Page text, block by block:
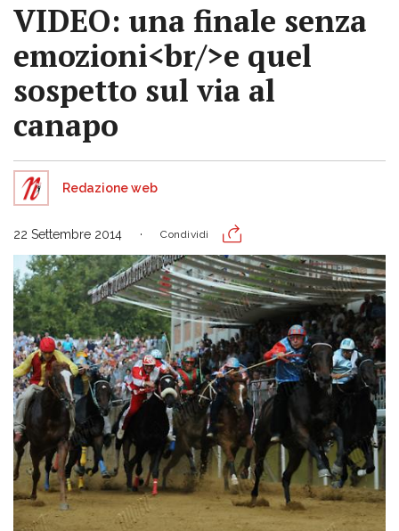
VIDEO: una finale senza
emozioni<br/>e quel
sospetto sul via al
canapo
Redazione web
22 Settembre 2014 Condividi